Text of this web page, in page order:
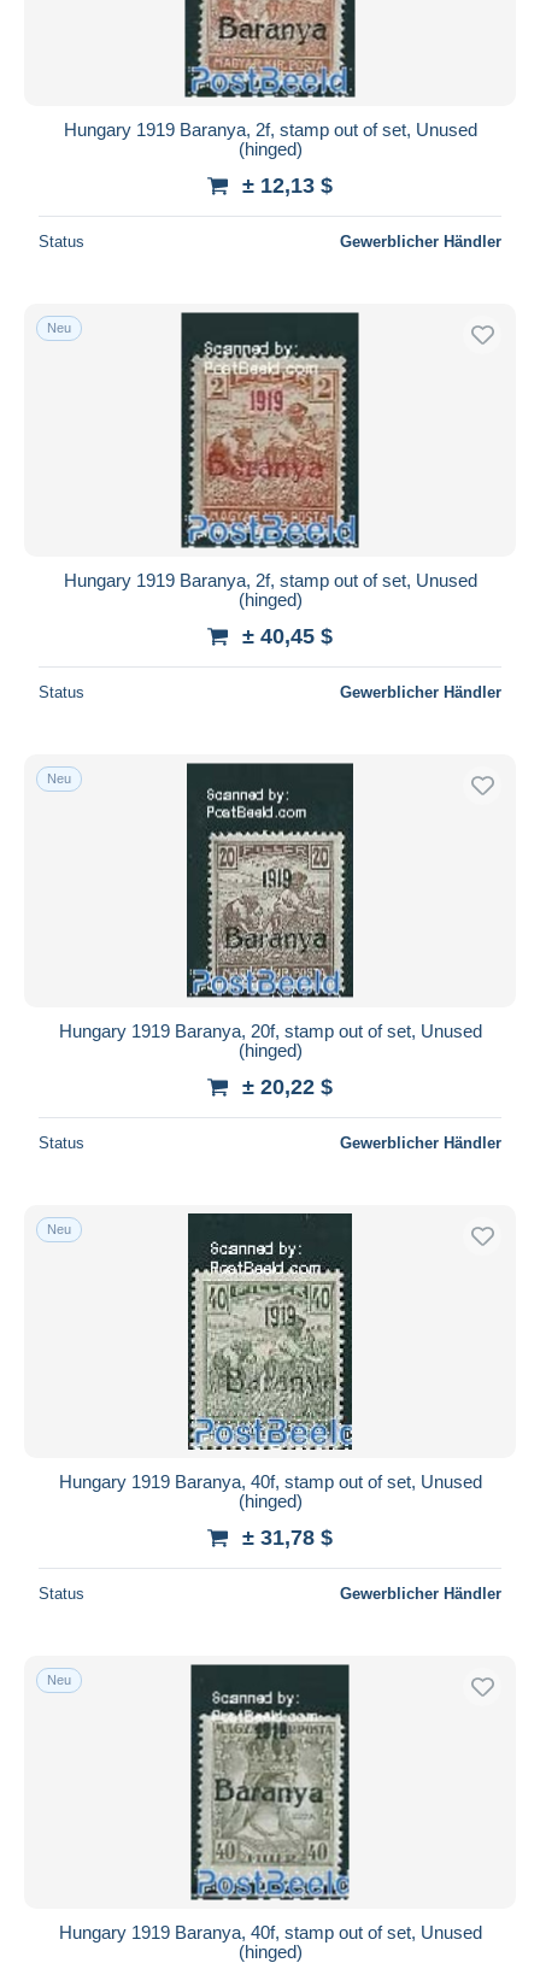
Hungary 1919 Baranya, 2f, stamp out of set, Unused
(hinged)
± 12,13 $
Status Gewerblicher Händler
Neu
Hungary 1919 Baranya, 2f, stamp out of set, Unused
(hinged)
± 40,45 $
Status Gewerblicher Händler
Neu
Hungary 1919 Baranya, 20f, stamp out of set, Unused
(hinged)
± 20,22 $
Status Gewerblicher Händler
Neu
Hungary 1919 Baranya, 40f, stamp out of set, Unused
(hinged)
± 31,78 $
Status Gewerblicher Händler
Neu
Hungary 1919 Baranya, 40f, stamp out of set, Unused
(hinged)